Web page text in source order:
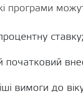
програми
ставку;
вимоги до